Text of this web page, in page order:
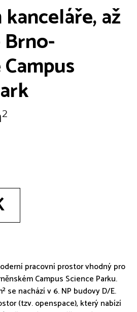
až
Brno-
pracovní prostor vhodný pro
Campus Science Parku.
se nachází v 6. NP budovy D/E.
(tzv. openspace), který nabízí